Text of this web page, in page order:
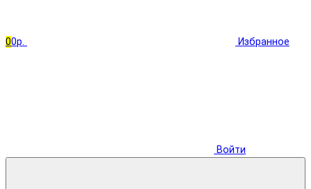
00р. Избранное
Войти